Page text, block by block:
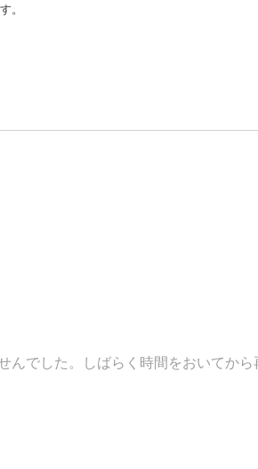
。
んでした。しばらく時間をおいてから